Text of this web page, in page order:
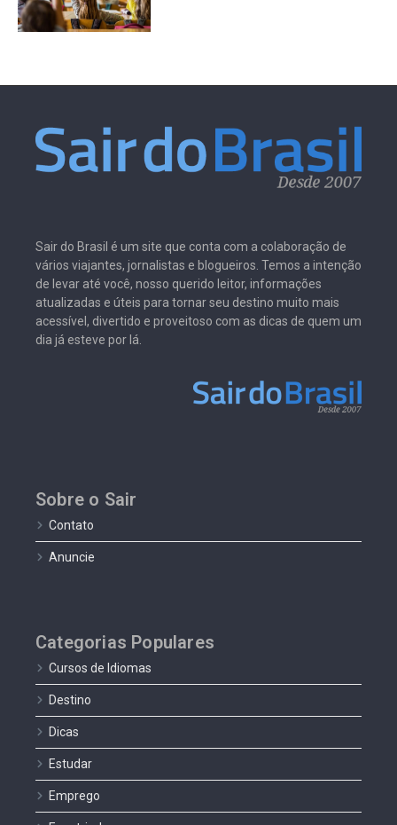
Sair do Brasil é um site que conta com a colaboração de
vários viajantes, jornalistas e blogueiros. Temos a intenção
de levar até você, nosso querido leitor, informações
atualizadas e úteis para tornar seu destino muito mais
acessível, divertido e proveitoso com as dicas de quem um
dia já esteve por lá.
Sobre o Sair
Contato
Anuncie
Categorias Populares
Cursos de Idiomas
Destino
Dicas
Estudar
Emprego